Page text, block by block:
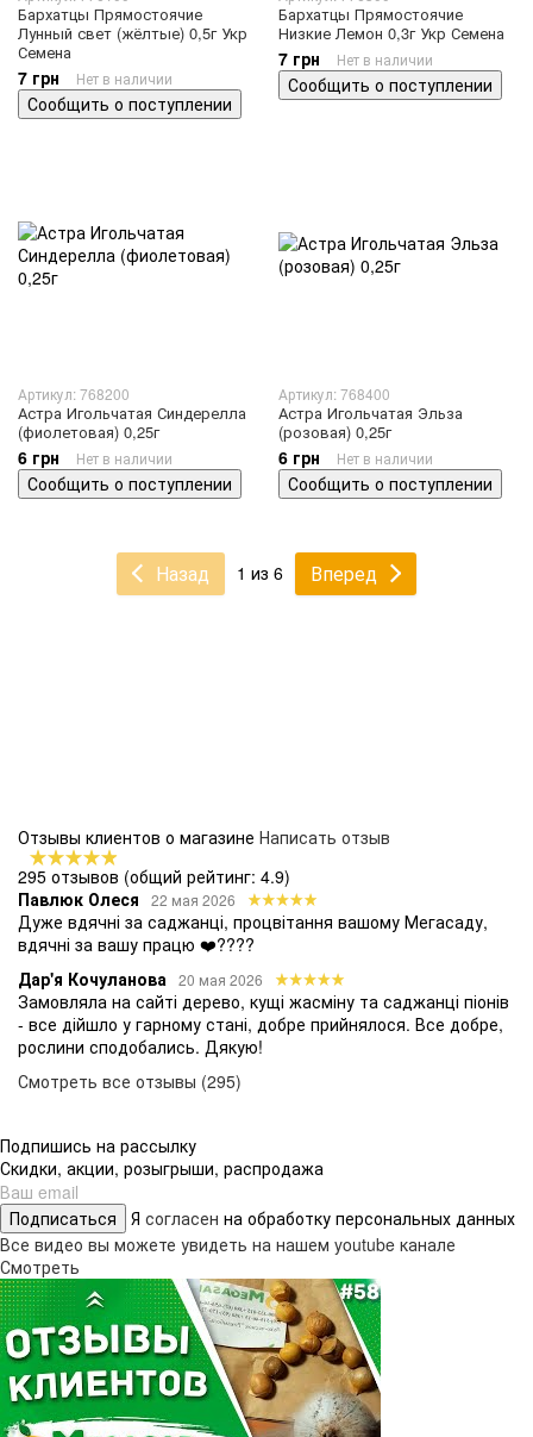
Бархатцы Прямостоячие
Лунный свет (жёлтые) 0,5г Укр
Семена
7 грн Нет в наличии
Сообщить о поступлении
Бархатцы Прямостоячие
Низкие Лемон 0,3г Укр Семена
7 грн Нет в наличии
Сообщить о поступлении
Артикул: 768200
Астра Игольчатая Синдерелла
(фиолетовая) 0,25г
6 грн Нет в наличии
Сообщить о поступлении
Артикул: 768400
Астра Игольчатая Эльза
(розовая) 0,25г
6 грн Нет в наличии
Сообщить о поступлении
Назад 1 из 6 Вперед
Отзывы клиентов о магазине Написать отзыв
295 отзывов (общий рейтинг: 4.9)
Павлюк Олеся
22 мая 2026
Дуже вдячні за саджанці, процвітання вашому Мегасаду,
вдячні за вашу працю ❤️????
Дар'я Кочуланова 20 мая 2026
Замовляла на сайті дерево, кущі жасміну та саджанці піонів
- все дійшло у гарному стані, добре прийнялося. Все добре,
рослини сподобались. Дякую!
Смотреть все отзывы (295)
Подпишись на рассылку
Скидки, акции, розыгрыши, распродажа
Подписаться Я согласен на обработку персональных данных
Все видео вы можете увидеть на нашем youtube канале
Смотреть